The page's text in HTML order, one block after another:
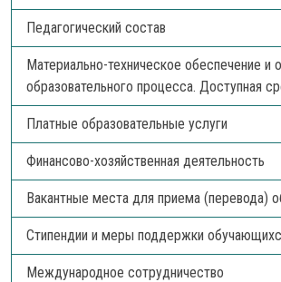
Педагогический состав
Материально-техническое обеспечение и
образовательного процесса. Доступная
Платные образовательные услуги
Финансово-хозяйственная деятельность
Вакантные места для приема (перевода)
Стипендии и меры поддержки
Международное сотрудничество